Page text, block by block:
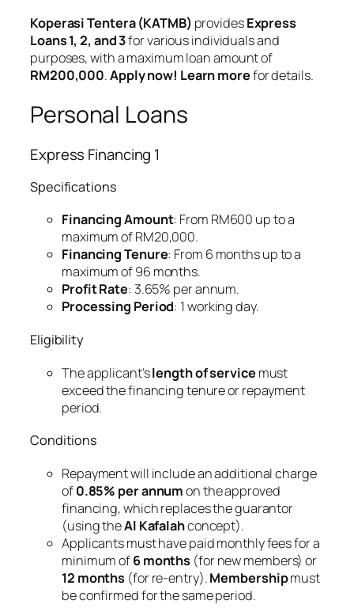
Koperasi Tentera (KATMB) providesExpress
Loans 1, 2, and 3for various individuals and
purposes, with a maximum loan amount of
RM200,000.Apply now! Learn morefor details.
Personal Loans
Express Financing 1
Specifications
Financing Amount: From RM600 up to a
maximum of RM20,000.
Financing Tenure: From 6 months up to a
maximum of 96 months.
Profit Rate: 3.65% per annum.
Processing Period: 1 working day.
Eligibility
The applicant’slength of servicemust
exceed the financing tenure or repayment
period.
Conditions
Repayment will include an additional charge
of0.85% per annumon the approved
financing, which replaces the guarantor
(using theAl Kafalahconcept).
Applicants must have paid monthly fees for a
minimum of6 months (for new members) or
12 months (for re-entry).Membershipmust
be confirmed for the same period.